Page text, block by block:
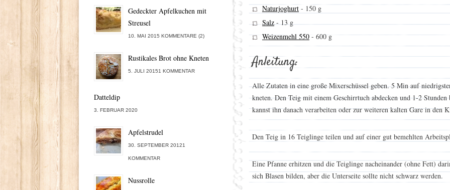
Naturjoghurt - 150 g
Salz-13 g
Weizenmehl 550 - 600 g
Anleitung:
Alle Zutaten in eine große Mixerschüssel geben. 5 Min auf
kneten. Den Teig mit einem Geschirrtuch abdecken und 1-2
kannst ihn danach verarbeiten oder zur weiteren kalten Gare in den
Den Teig in 16 Teiglinge teilen und auf einer gut bemehlten
Eine Pfanne erhitzen und die Teiglinge nacheinander (ohne Fett)
sich Blasen bilden, aber die Unterseite sollte nicht schwarz werden.
Gedeckter Apfelkuchen mit
Streusel
10. MAI 2015 KOMMENTARE (2)
Rustikales Brot ohne Kneten
5. JULI 20151 KOMMENTAR
Datteldip
3. FEBRUAR 2020
Apfelstrudel
30. SEPTEMBER 20121
KOMMENTAR
Nussrolle